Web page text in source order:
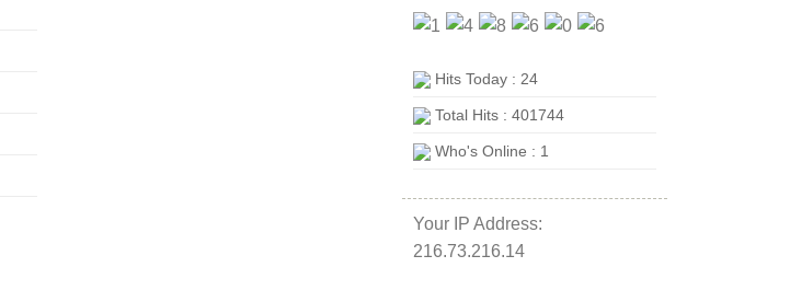
Hits Today : 24
Total Hits : 401744
Who's Online : 1
Your IP Address:
216.73.216.14